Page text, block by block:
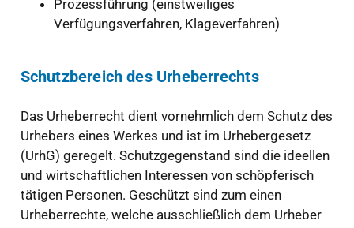
Prozessführung (einstweiliges
Verfügungsverfahren, Klageverfahren)
Schutzbereich des Urheberrechts
Das Urheberrecht dient vornehmlich dem Schutz des
Urhebers eines Werkes und ist im Urhebergesetz
(UrhG) geregelt. Schutzgegenstand sind die ideellen
und wirtschaftlichen Interessen von schöpferisch
tätigen Personen. Geschützt sind zum einen
Urheberrechte, welche ausschließlich dem Urheber